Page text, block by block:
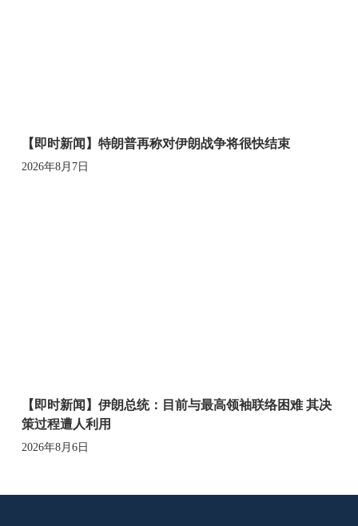
【即时新闻】特朗普再称对伊朗战争将很快结束
2026年8月7日
【即时新闻】伊朗总统：目前与最高领袖联络困难 其决
策过程遭人利用
2026年8月6日